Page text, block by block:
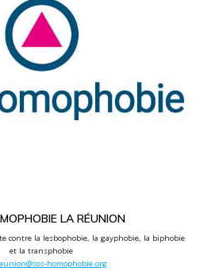
LA RÉUNION
contre la lesbophobie, la gayphobie, la biphobie
homophobie.org